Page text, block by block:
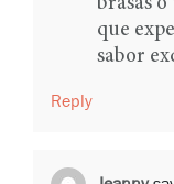
que
sabor
Reply